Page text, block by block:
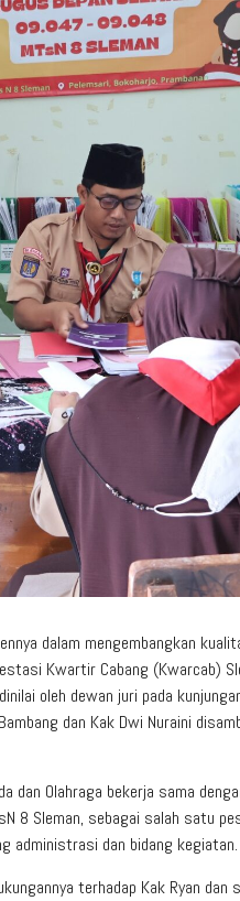
dalam mengembangkan
Kwartir Cabang (Kwarcab)
oleh dewan juri pada
dan Kak Dwi Nuraini
dan Olahraga bekerja sama
8 Sleman, sebagai salah satu
administrasi dan bidang kegiatan.
terhadap Kak Ryan